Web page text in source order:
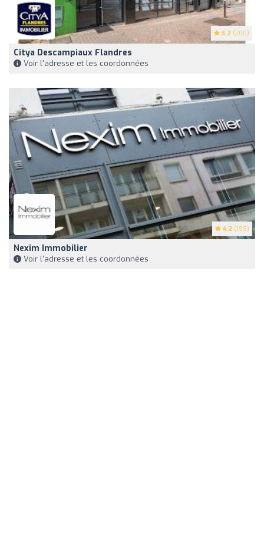
3.2 (200)
Citya Descampiaux Flandres
Voir l'adresse et les coordonnées
4.2 (199)
Nexim Immobilier
Voir l'adresse et les coordonnées